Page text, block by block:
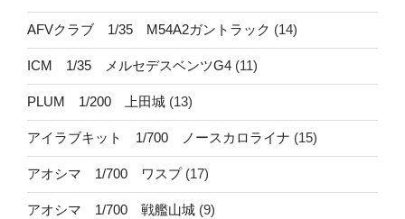
AFVクラブ 1/35 M54A2ガントラック (14)
ICM 1/35 メルセデスベンツG4 (11)
PLUM 1/200 上田城 (13)
アイラブキット 1/700 ノースカロライナ (15)
アオシマ 1/700 ワスプ(17)
アオシマ 1/700 戦艦山城 (9)